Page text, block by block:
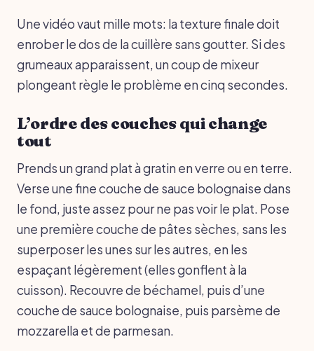
Une vidéo vaut mille mots: la texture finale doit
enrober le dos de la cuillère sans goutter. Si des
grumeaux apparaissent, un coup de mixeur
plongeant règle le problème en cinq secondes.
L’ordre des couches qui change
tout
Prends un grand plat à gratin en verre ou en terre.
Verse une fine couche de sauce bolognaise dans
le fond, juste assez pour ne pas voir le plat. Pose
une première couche de pâtes sèches, sans les
superposer les unes sur les autres, en les
espaçant légèrement (elles gonflent à la
cuisson). Recouvre de béchamel, puis d’une
couche de sauce bolognaise, puis parsème de
mozzarella et de parmesan.